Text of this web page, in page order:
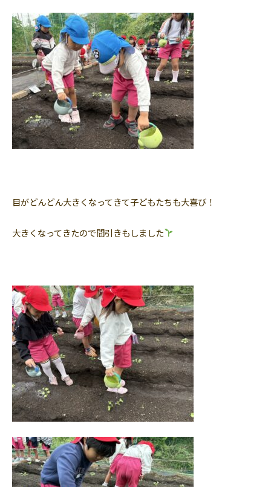
目がどんどん大きくなってきて子どもたちも大喜び！
大きくなってきたので間引きもしました